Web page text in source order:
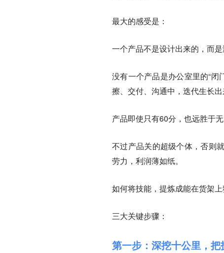
最大的感受是：
一个产品不是设计出来的，而是
没有一个产品是办公室里的“
擦、交付、沟通中，迭代生长出
产品即使只有60分，也远胜于无
不过产品关的超级个体，否则
劳力，利润薄如纸。
如何将技能，提炼成能在货架
三大关键步骤：
第一步：深挖十公里，